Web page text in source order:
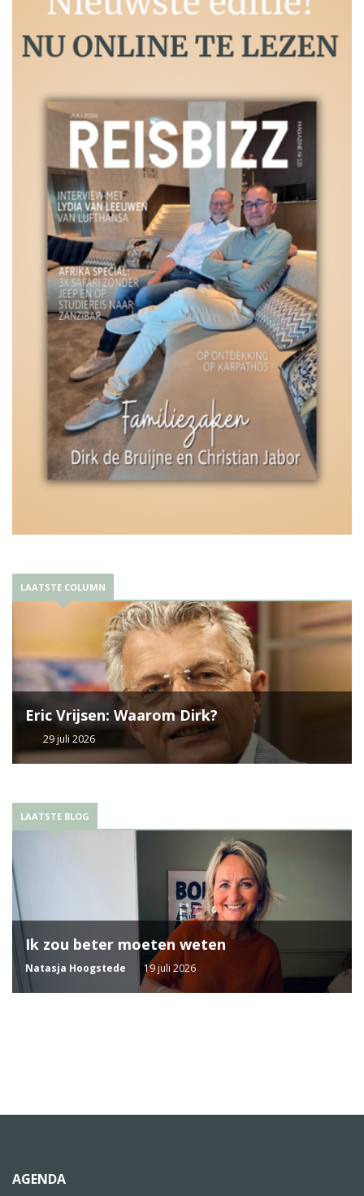
LAATSTE COLUMN
Eric Vrijsen: Waarom Dirk?
29 juli 2026
LAATSTE BLOG
Ik zou beter moeten weten
Natasja Hoogstede 19 juli 2026
AGENDA